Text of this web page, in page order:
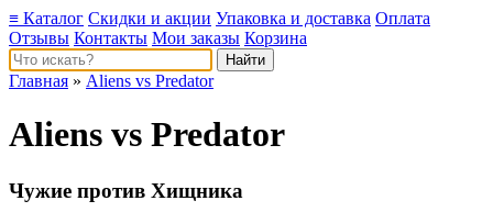
≡ Каталог Скидки и акции Упаковка и доставка Оплата
Отзывы Контакты Мои заказы Корзина
Главная » Aliens vs Predator
Aliens vs Predator
Чужие против Хищника